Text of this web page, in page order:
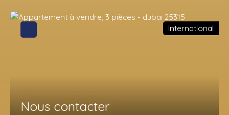
Nous contacter
International